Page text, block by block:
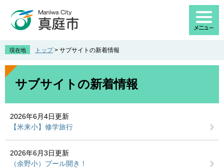
先
す
を
し
現在地 トップ > サブサイトの新着情報
本
サブサイトの新着情報
2026年6月4日更新
【米来小】修学旅行
2026年6月3日更新
（余野小）プール開き！